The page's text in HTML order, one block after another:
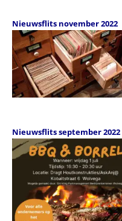
Nieuwsflits november 2022
Nieuwsflits september 2022